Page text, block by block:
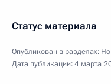
Статус материала
Опубликован в разделах:
Дата публикации:4 марта